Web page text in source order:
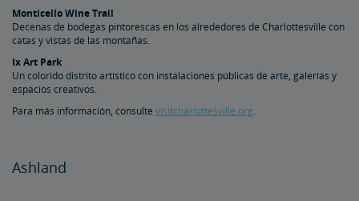
Monticello Wine Trail
Decenas de bodegas pintorescas en los alrededores de Charlottesville con
catas y vistas de las montañas.
Ix Art Park
Un colorido distrito artístico con instalaciones públicas de arte, galerías y
espacios creativos.
Para más información, consulte visitcharlottesville.org.
Ashland